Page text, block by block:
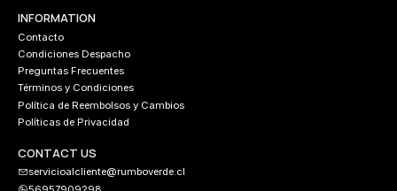
INFORMATION
Contacto
Condiciones Despacho
Preguntas Frecuentes
Términos y Condiciones
Política de Reembolsos y Cambios
Políticas de Privacidad
CONTACT US
servicioalcliente@rumboverde.cl